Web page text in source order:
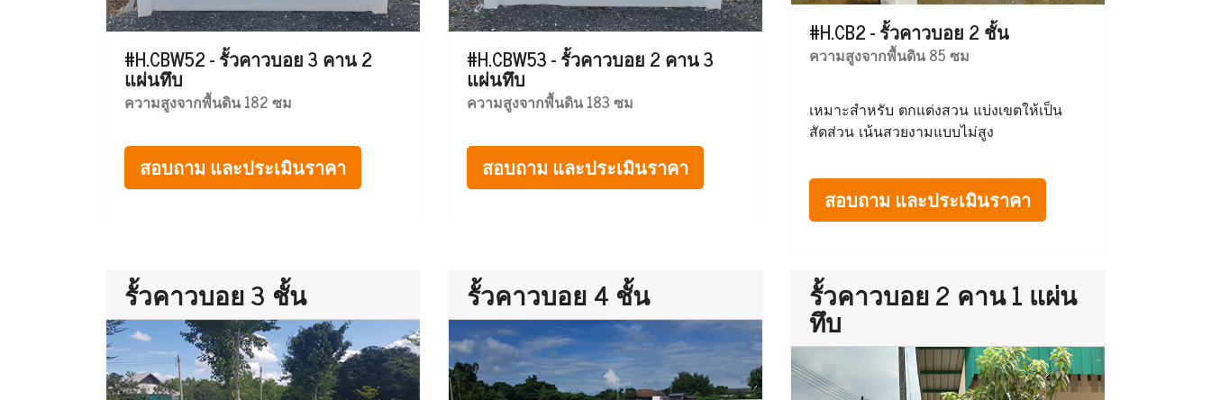
#H.CBW52 - รั้วคาวบอย 3 คาน 2
แผ่นทึบ
ความสูงจากพื้นดิน 182 ซม
สอบถาม และประเมินราคา
#H.CBW53 - รั้วคาวบอย 2 คาน 3
แผ่นทึบ
ความสูงจากพื้นดิน 183 ซม
สอบถาม และประเมินราคา
#H.CB2 - รั้วคาวบอย 2 ชั้น
ความสูงจากพื้นดิน 85 ซม
เหมาะสำหรับ ตกแต่งสวน แบ่งเขตให้เป็น
สัดส่วน เน้นสวยงามแบบไม่สูง
สอบถาม และประเมินราคา
รั้วคาวบอย 3 ชั้น รั้วคาวบอย 4 ชั้น รั้วคาวบอย 2 คาน 1 แผ่น
ทึบ